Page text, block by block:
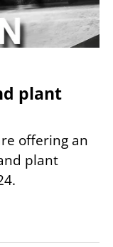
plant
offering an
plant